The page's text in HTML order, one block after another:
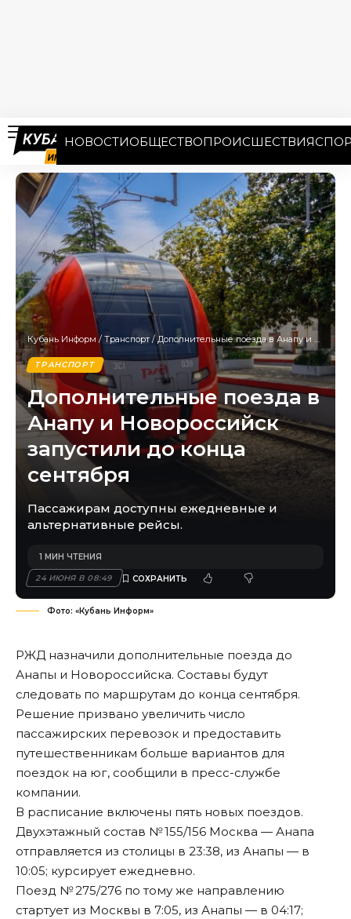
НОВОСТИОБЩЕСТВОПРОИСШЕСТВИЯ
Кубань Информ / Транспорт / Дополнительные поезда в Анапу и Новороссийск запустили до конца сентября
ТРАНСПОРТ
Дополнительные поезда в
Анапу и Новороссийск
запустили до конца
сентября
Пассажирам доступны ежедневные и
альтернативные рейсы.
24 ИЮНЯ В 08:49
1 МИН ЧТЕНИЯ
Фото: «Кубань Информ»
РЖД назначили дополнительные поезда до
Анапы и Новороссийска. Составы будут
следовать по маршрутам до конца сентября.
Решение призвано увеличить число
пассажирских перевозок и предоставить
путешественникам больше вариантов для
поездок на юг, сообщили в пресс-службе
компании.
В расписание включены пять новых поездов.
Двухэтажный состав № 155/156 Москва — Анапа
отправляется из столицы в 23:38, из Анапы — в
10:05; курсирует ежедневно.
Поезд № 275/276 по тому же направлению
стартует из Москвы в 7:05, из Анапы — в 04:17;